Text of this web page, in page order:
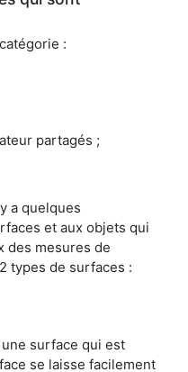
:
partagés ;
a quelques
et aux objets qui
des mesures de
types de surfaces :
surface qui est
se laisse facilement